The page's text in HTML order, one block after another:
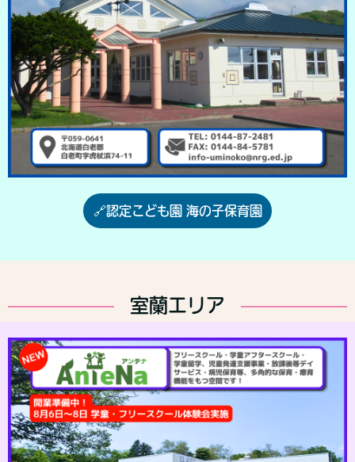
🔗認定こども園 海の子保育園
室蘭エリア